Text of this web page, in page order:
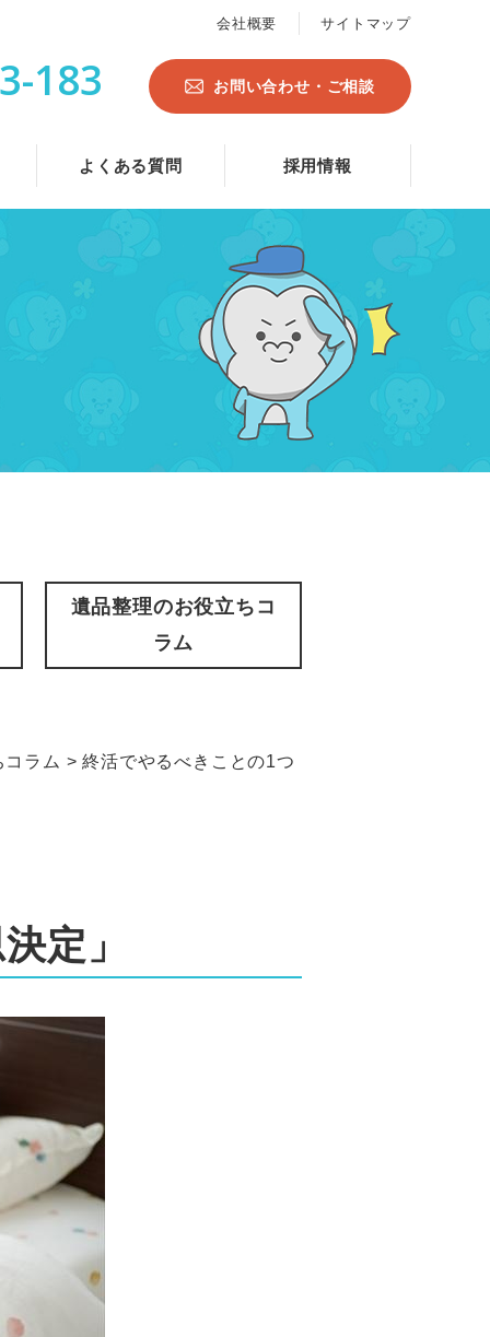
会社概要 サイトマップ
183 お問い合わせ・ご相談
よくある質問 採用情報
遺品整理のお役立ちコ
ラム
ラム >終活でやるべきことの1つ
定」